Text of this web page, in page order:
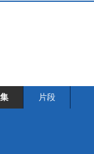
片段